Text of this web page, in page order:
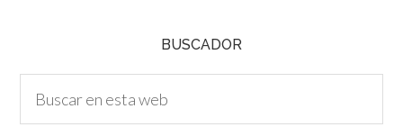
BUSCADOR